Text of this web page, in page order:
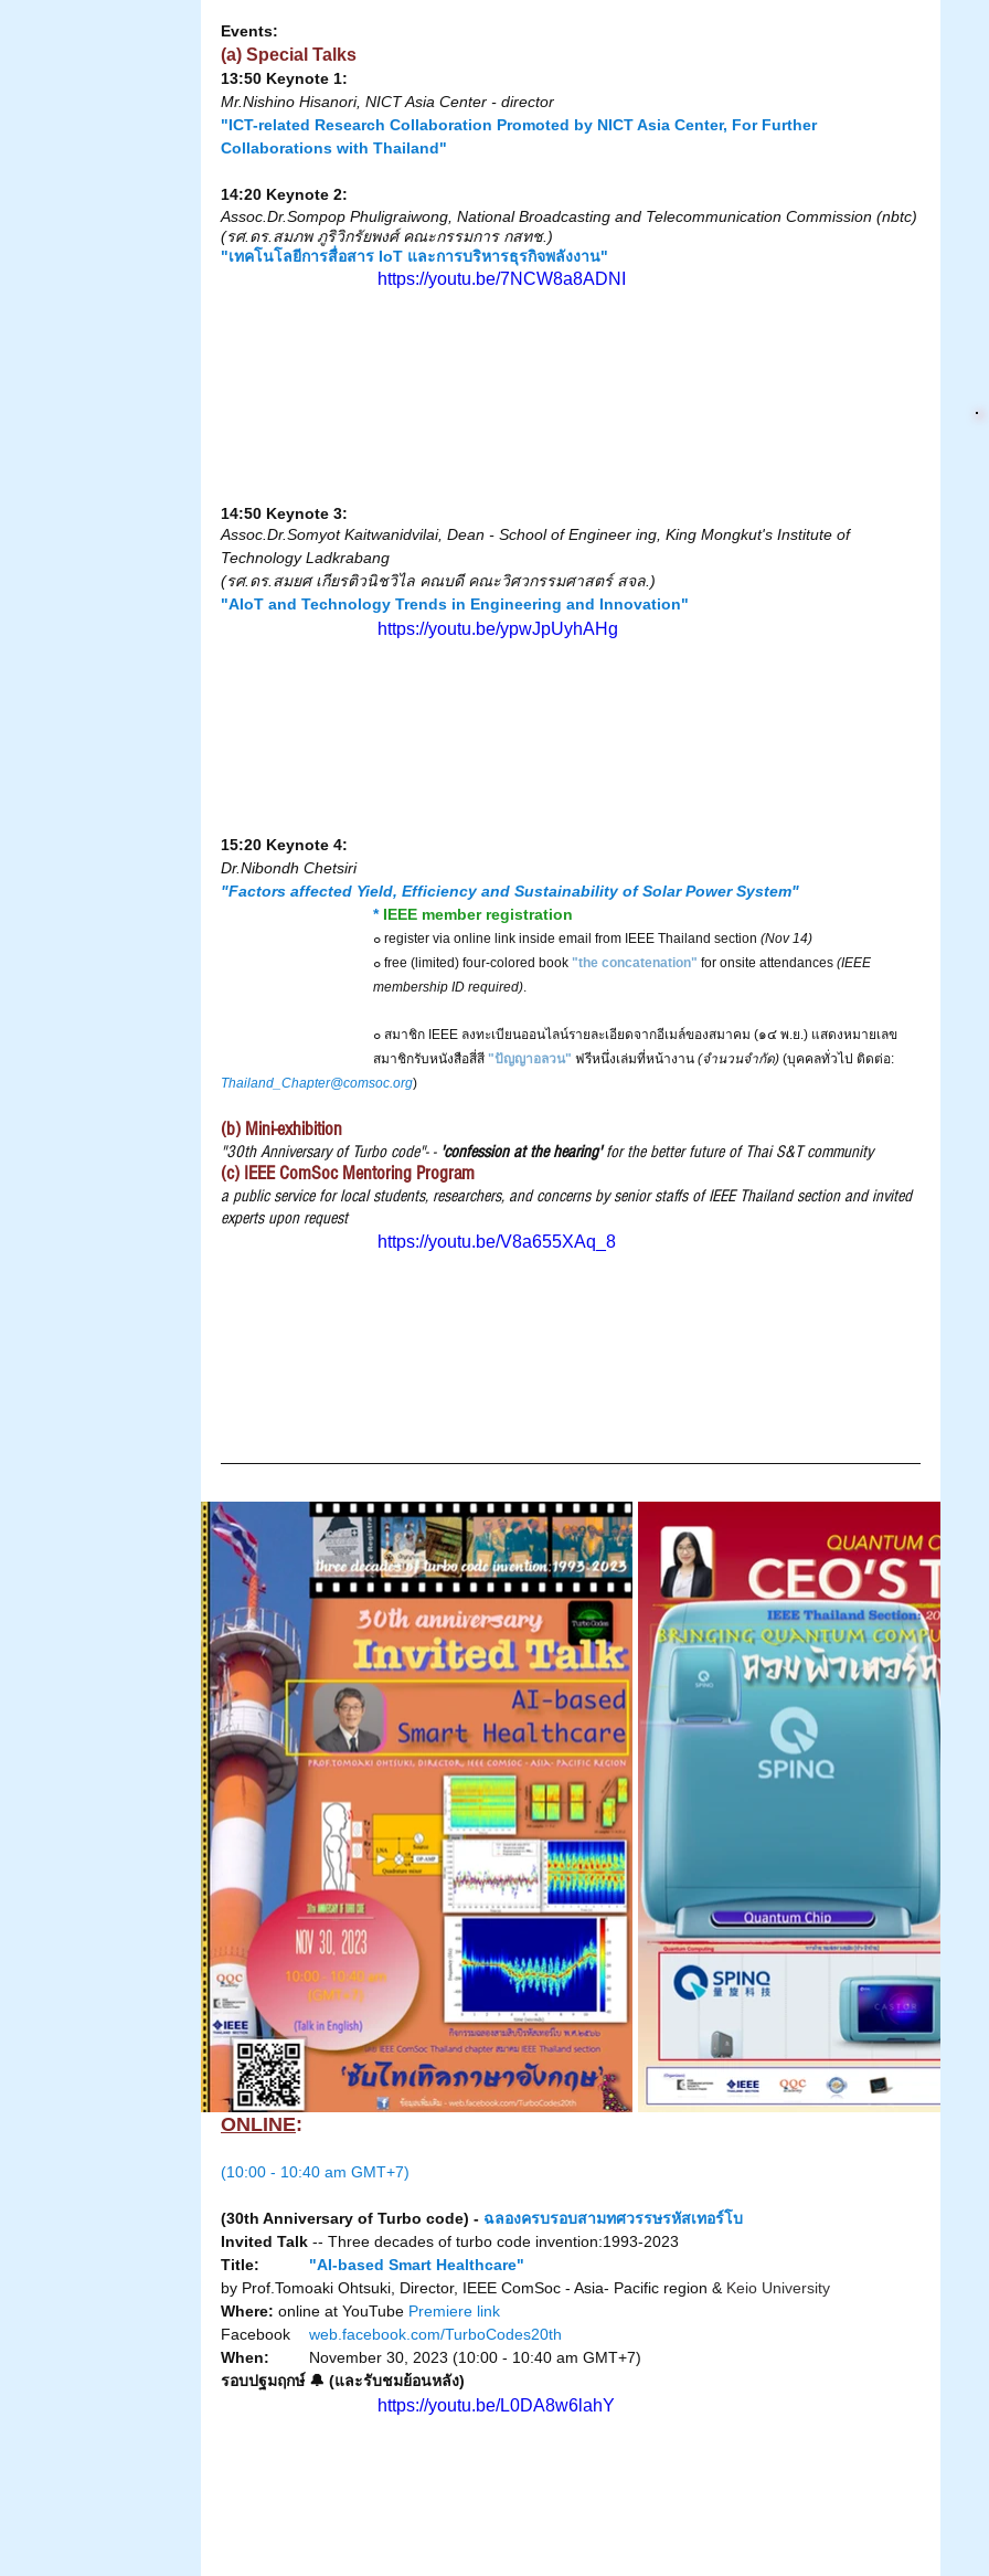
Events:
(a) Special Talks
13:50 Keynote 1:
Mr.Nishino Hisanori, NICT Asia Center - director
"ICT-related Research Collaboration Promoted by NICT Asia Center, For Further
Collaborations with Thailand"
14:20 Keynote 2:
Assoc.Dr.Sompop Phuligraiwong, National Broadcasting and Telecommunication Commission (nbtc)
(รศ.ดร.สมภพ ภูริวิกรัยพงศ์ คณะกรรมการ กสทช.)
"เทคโนโลยีการสื่อสาร IoT และการบริหารธุรกิจพลังงาน"
https://youtu.be/7NCW8a8ADNI
14:50 Keynote 3:
Assoc.Dr.Somyot Kaitwanidvilai, Dean - School of Engineer ing, King Mongkut's Institute of
Technology Ladkrabang
(รศ.ดร.สมยศ เกียรติวนิชวิไล คณบดี คณะวิศวกรรมศาสตร์ สจล.)
"AIoT and Technology Trends in Engineering and Innovation"
https://youtu.be/ypwJpUyhAHg
15:20 Keynote 4:
Dr.Nibondh Chetsiri
"Factors affected Yield, Efficiency and Sustainability of Solar Power System"
* IEEE member registration
๐ register via online link inside email from IEEE Thailand section (Nov 14)
๐ free (limited) four-colored book "the concatenation" for onsite attendances (IEEE
membership ID required)
๐ สมาชิก IEEE ลงทะเบียนออนไลน์รายละเอียดจากอีเมล์ของสมาคม (๑๔ พ.ย.) แสดงหมายเลข
สมาชิกรับหนังสือสี่สี "ปัญญาอลวน" ฟรีหนึ่งเล่มที่หน้างาน (จำนวนจำกัด) (บุคคลทั่วไป ติดต่อ:
Thailand_Chapter@comsoc.org)
(b) Mini-exhibition
"30th Anniversary of Turbo code"- - 'confession at the hearing' for the better future of Thai S&T community
(c) IEEE ComSoc Mentoring Program
a public service for local students, researchers, and concerns by senior staffs of IEEE Thailand section and invited
experts upon request
https://youtu.be/V8a655XAq_8
ONLINE:
(10:00 - 10:40 am GMT+7)
(30th Anniversary of Turbo code) - ฉลองครบรอบสามทศวรรษรหัสเทอร์โบ
Invited Talk -- Three decades of turbo code invention:1993-2023
"AI-based Smart Healthcare"
by Prof.Tomoaki Ohtsuki, Director, IEEE ComSoc - Asia- Pacific region & Keio University
Where: online at YouTube Premiere link
Facebook
web.facebook.com/TurboCodes20th
When:
November 30, 2023 (10:00 - 10:40 am GMT+7)
รอบปฐมฤกษ์ 🔔 (และรับชมย้อนหลัง)
https://youtu.be/L0DA8w6lahY